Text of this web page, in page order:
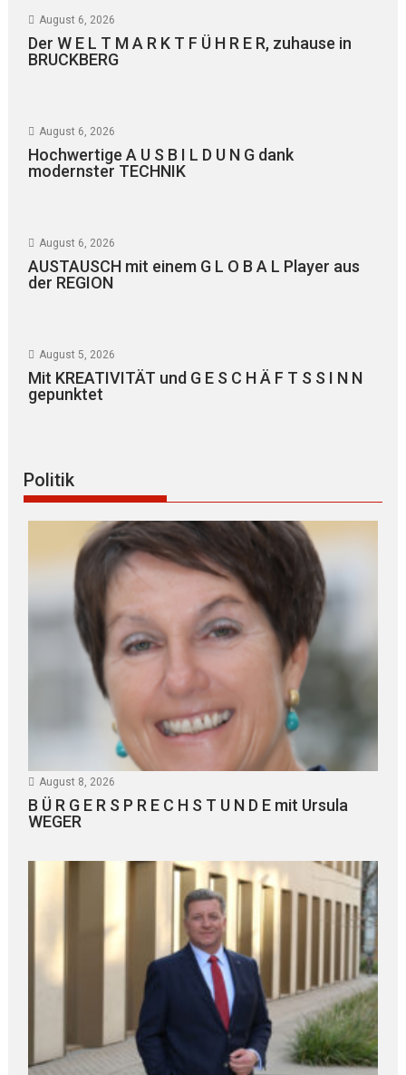
August 6, 2026
Der W E L T M A R K T F Ü H R E R, zuhause in
BRUCKBERG
August 6, 2026
Hochwertige A U S B I L D U N G dank
modernster TECHNIK
August 6, 2026
AUSTAUSCH mit einem G L O B A L Player aus
der REGION
August 5, 2026
Mit KREATIVITÄT und G E S C H Ä F T S S I N N
gepunktet
Politik
August 8, 2026
B Ü R G E R S P R E C H S T U N D E mit Ursula
WEGER